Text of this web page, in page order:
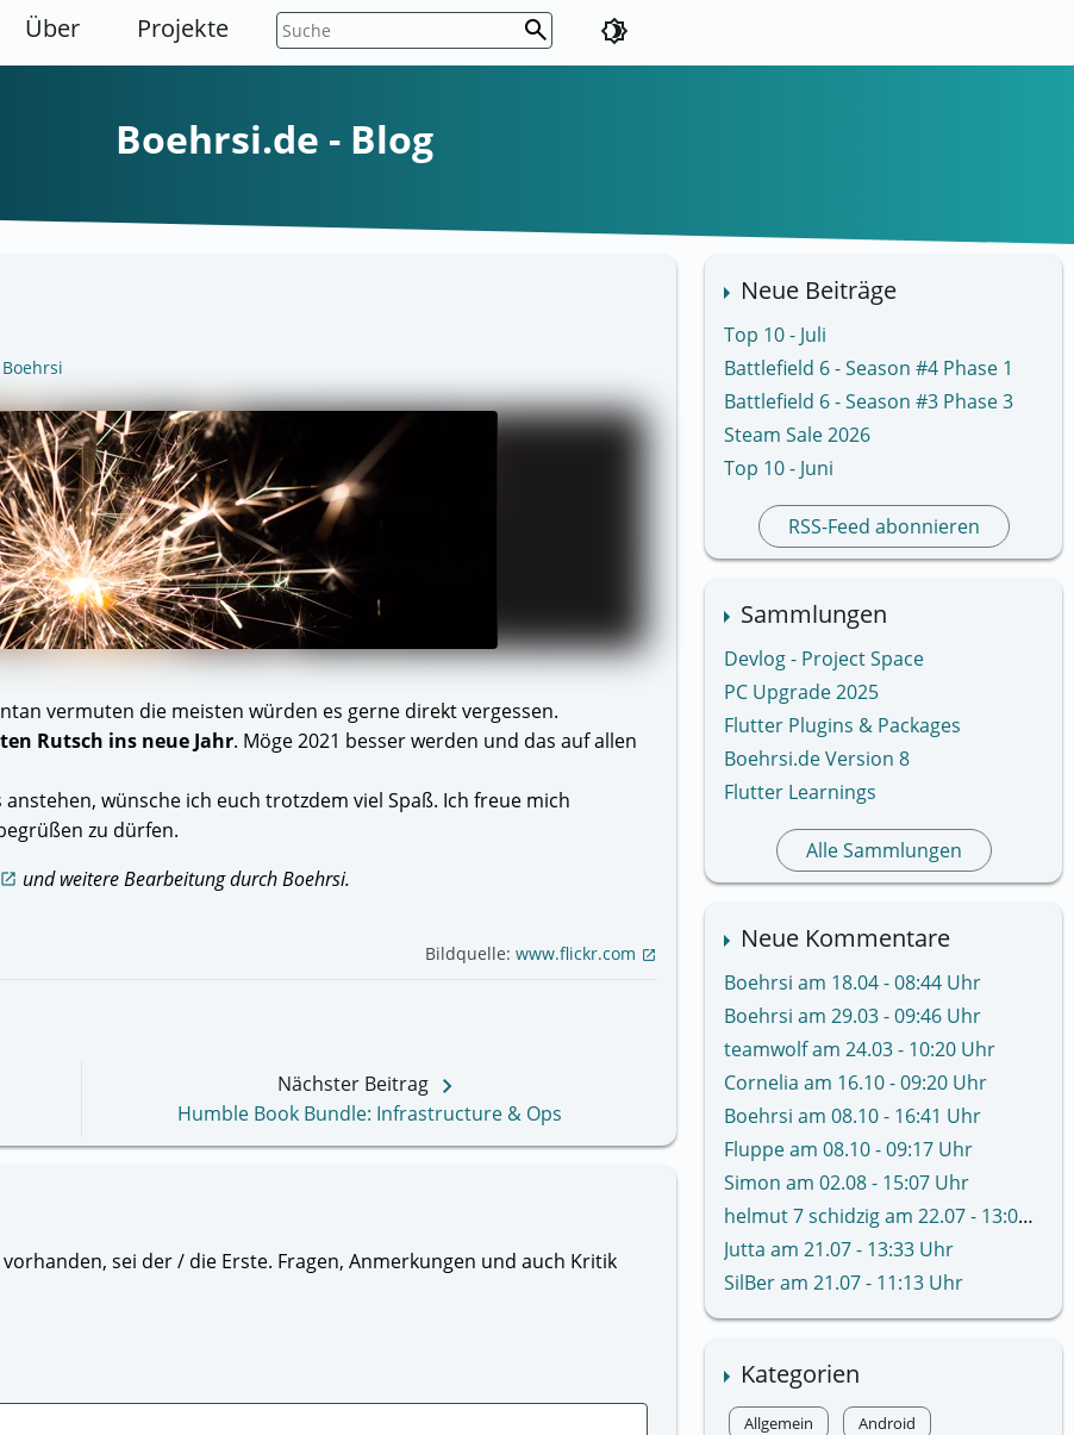
Über Projekte search brightness_4
Boehrsi.de - Blog
Neue Beiträge
Top 10 - Juli
Battlefield 6 - Season #4 Phase 1
Battlefield 6 - Season #3 Phase 3
Steam Sale 2026
Top 10 - Juni
RSS-Feed abonnieren
Sammlungen
Devlog - Project Space
PC Upgrade 2025
Flutter Plugins & Packages
Boehrsi.de Version 8
Flutter Learnings
Alle Sammlungen
Neue Kommentare
Boehrsi am 18.04 - 08:44 Uhr
Boehrsi am 29.03 - 09:46 Uhr
teamwolf am 24.03 - 10:20 Uhr
Cornelia am 16.10 - 09:20 Uhr
Boehrsi am 08.10 - 16:41 Uhr
Fluppe am 08.10 - 09:17 Uhr
Simon am 02.08 - 15:07 Uhr
helmut 7 schidzig am 22.07 - 13:02 Uhr
Jutta am 21.07 - 13:33 Uhr
SilBer am 21.07 - 11:13 Uhr
Kategorien
Allgemein
Android
Boehrsi
vermuten die meisten würden es gerne direkt vergessen.
Rutsch ins neue Jahr. Möge 2021 besser werden und das auf allen
wünsche ich euch trotzdem viel Spaß. Ich freue mich
zu dürfen.
open_in_new und weitere Bearbeitung durch Boehrsi.
Bildquelle: www.flickr.com open_in_new
Nächster Beitrag keyboard_arrow_right
Humble Book Bundle: Infrastructure & Ops
sei der / die Erste. Fragen, Anmerkungen und auch Kritik